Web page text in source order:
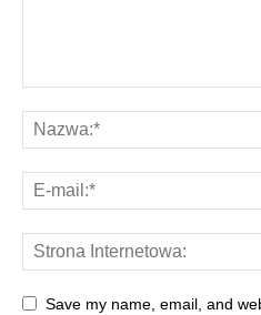
Save my name, email, and